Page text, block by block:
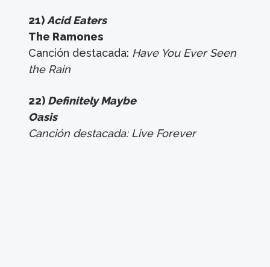
21)Acid Eaters
The Ramones
Canción destacada: Have You Ever Seen
the Rain
22) Definitely Maybe
Oasis
Canción destacada: Live Forever